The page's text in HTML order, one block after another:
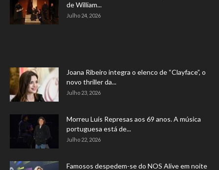
de William...
Julho 24, 2026
Joana Ribeiro integra o elenco de “Clayface”, o
novo thriller da...
Julho 23, 2026
Morreu Luís Represas aos 69 anos. A música
portuguesa está de...
Julho 22, 2026
Famosos despedem-se do NOS Alive em noite